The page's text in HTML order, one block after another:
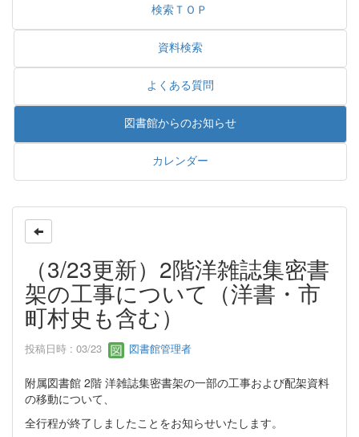
検索ＴＯＰ
資料検索
よくある質問
図書館からのお知らせ
カレンダー
（3/23更新）2階洋雑誌集密書
架の工事について（洋書・市
町村史も含む）
投稿日時 : 03/23 図書館管理者
附属図書館 2階 洋雑誌集密書架の一部の工事および配架資料
の移動について、
全行程が終了しましたことをお知らせいたします。